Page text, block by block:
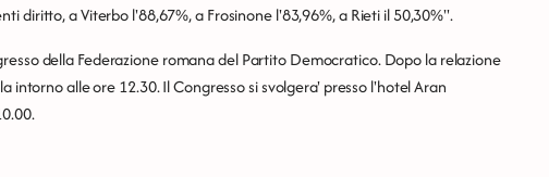
diritto, a Viterbo l'88,67%, a Frosinone l'83,96%, a Rieti il 50,30%''.
della Federazione romana del Partito Democratico. Dopo la relazione
intorno alle ore 12.30. Il Congresso si svolgera' presso l'hotel Aran